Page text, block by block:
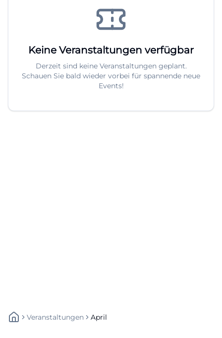
Keine Veranstaltungen verfügbar
Derzeit sind keine Veranstaltungen geplant.
Schauen Sie bald wieder vorbei für spannende neue
Events!
Veranstaltungen April